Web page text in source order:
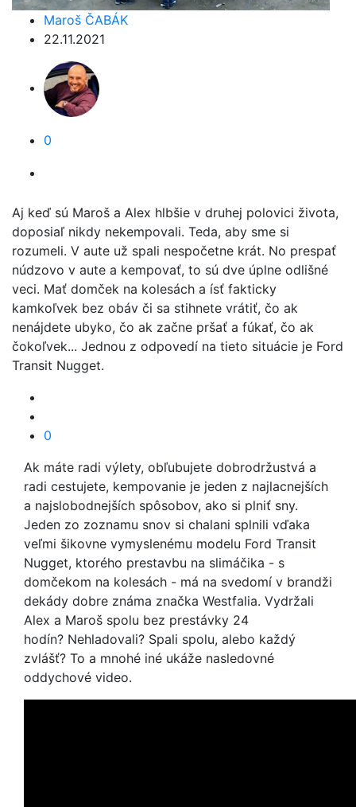
Maroš ČABÁK
22.11.2021
0
Aj keď sú Maroš a Alex hlbšie v druhej polovici života,
doposiaľ nikdy nekempovali. Teda, aby sme si
rozumeli. V aute už spali nespočetne krát. No prespať
núdzovo v aute a kempovať, to sú dve úplne odlišné
veci. Mať domček na kolesách a ísť fakticky
kamkoľvek bez obáv či sa stihnete vrátiť, čo ak
nenájdete ubyko, čo ak začne pršať a fúkať, čo ak
čokoľvek... Jednou z odpovedí na tieto situácie je Ford
Transit Nugget.
0
Ak máte radi výlety, obľubujete dobrodržustvá a
radi cestujete, kempovanie je jeden z najlacnejších
a najslobodnejších spôsobov, ako si plniť sny.
Jeden zo zoznamu snov si chalani splnili vďaka
veľmi šikovne vymyslenému modelu Ford Transit
Nugget, ktorého prestavbu na slimáčika - s
domčekom na kolesách - má na svedomí v brandži
dekády dobre známa značka Westfalia. Vydržali
Alex a Maroš spolu bez prestávky 24
hodín? Nehladovali? Spali spolu, alebo každý
zvlášť? To a mnohé iné ukáže nasledovné
oddychové video.